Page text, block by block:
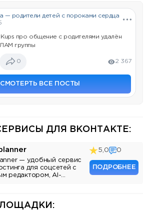
— родители детей с пороками сердца
про общение с родителями удалён
группы
0 2 367
СМОТЕРТЬ ВСЕ ПОСТЫ
ДЛЯ ВКОНТАКТЕ:
— удобный сервис
для соцсетей с
редактором, AI-
5,0 0
ПОДРОБНЕЕ